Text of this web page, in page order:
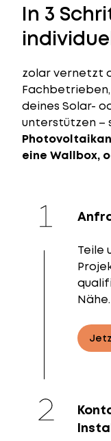
In 3
zolar vernetzt
deines Solar-
unterstützen –
eine Wallbox,
Teile
Nähe.